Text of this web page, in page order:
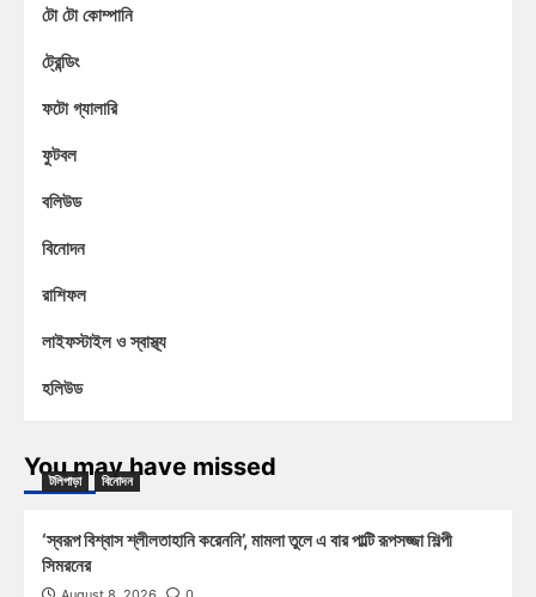
টো টো কোম্পানি
ট্রেন্ডিং
ফটো গ্যালারি
ফুটবল
বলিউড
বিনোদন
রাশিফল
লাইফস্টাইল ও স্বাস্থ্য
হলিউড
You may have missed
টলিপাড়া বিনোদন
‘স্বরূপ বিশ্বাস শ্লীলতাহানি করেননি’, মামলা তুলে এ বার পাল্টি রূপসজ্জা শিল্পী
সিমরনের